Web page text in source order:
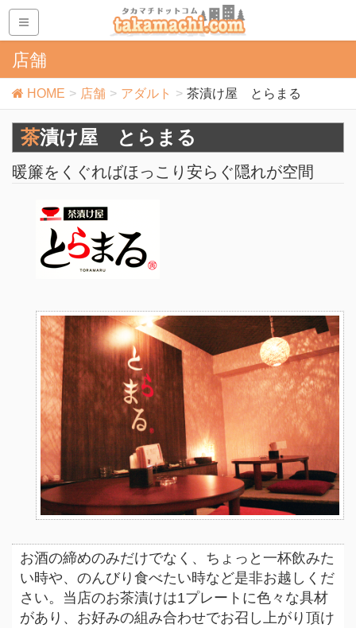
店舗
HOME 店舗 アダルト 茶漬け屋 とらまる
茶漬け屋 とらまる
暖簾をくぐればほっこり安らぐ隠れが空間
お酒の締めのみだけでなく、ちょっと一杯飲みた
い時や、のんびり食べたい時など是非お越しくだ
さい。当店のお茶漬けは1プレートに色々な具材
があり、お好みの組み合わせでお召し上がり頂け